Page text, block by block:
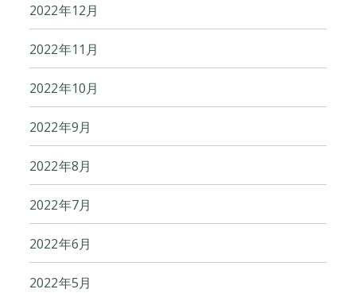
2022年12月
2022年11月
2022年10月
2022年9月
2022年8月
2022年7月
2022年6月
2022年5月